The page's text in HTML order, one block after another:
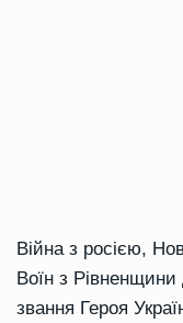
Війна з росією,
Воїн з
звання Героя